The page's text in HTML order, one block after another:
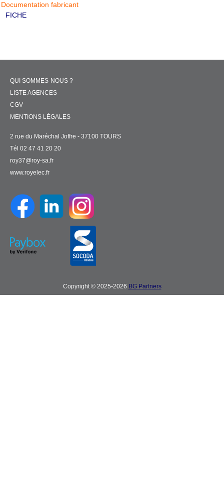
Documentation fabricant
FICHE
QUI SOMMES-NOUS ?
LISTE AGENCES
CGV
MENTIONS LÉGALES
2 rue du Maréchal Joffre - 37100 TOURS
Tél 02 47 41 20 20
roy37@roy-sa.fr
www.royelec.fr
Copyright © 2025-2026 BG Partners